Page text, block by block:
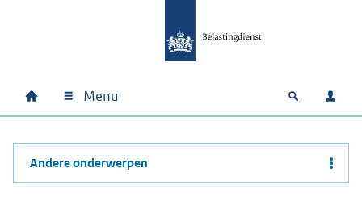
Hoofdnavigatie
Home Menu Open
Andere onderwerpen